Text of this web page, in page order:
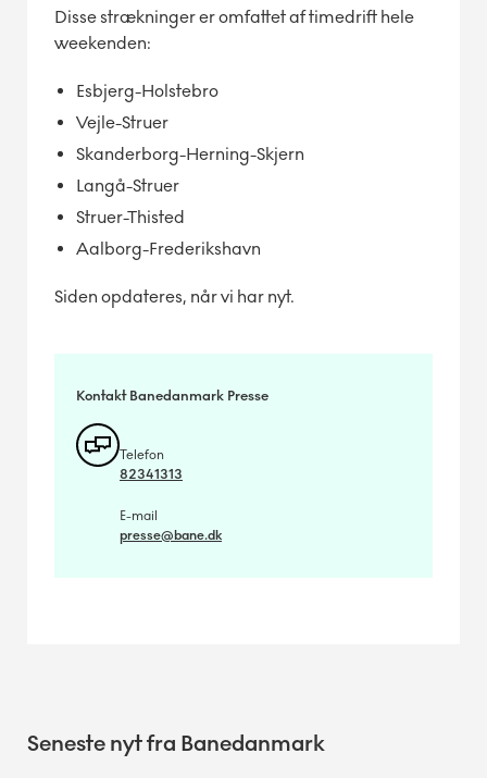
Disse strækninger er omfattet af timedrift hele
weekenden:
Esbjerg-Holstebro
Vejle-Struer
Skanderborg-Herning-Skjern
Langå-Struer
Struer-Thisted
Aalborg-Frederikshavn
Siden opdateres, når vi har nyt.
Kontakt Banedanmark Presse
Telefon
82341313
E-mail
presse@bane.dk
Seneste nyt fra Banedanmark